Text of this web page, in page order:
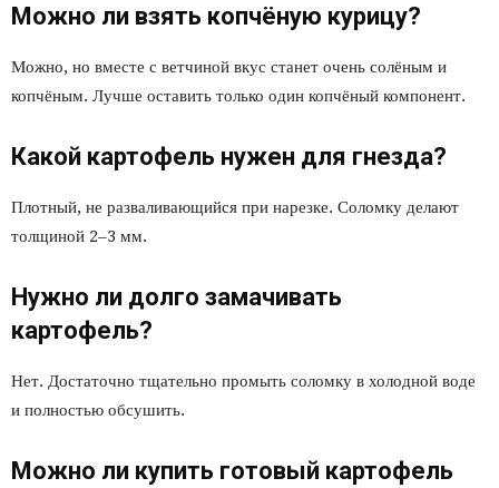
Можно ли взять копчёную курицу?
Можно, но вместе с ветчиной вкус станет очень солёным и
копчёным. Лучше оставить только один копчёный компонент.
Какой картофель нужен для гнезда?
Плотный, не разваливающийся при нарезке. Соломку делают
толщиной 2–3 мм.
Нужно ли долго замачивать
картофель?
Нет. Достаточно тщательно промыть соломку в холодной воде
и полностью обсушить.
Можно ли купить готовый картофель